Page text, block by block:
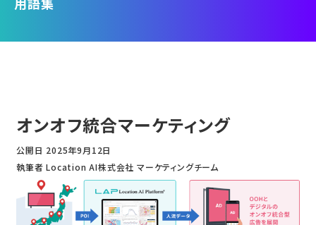
オンオフ統合マーケティング
公開日 2025年9月12日
執筆者 Location AI株式会社 マーケティングチーム